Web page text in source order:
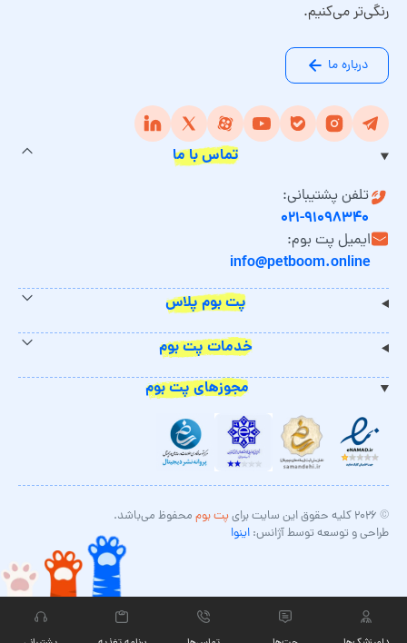
رنگی‌تر می‌کنیم.
درباره ما
تماس با ما
تلفن پشتیبانی:
۰۲۱-۹۱۰۹۸۳۴۰
ایمیل پت بوم:
info@petboom.online
پت بوم پلاس
خدمات پت بوم
مجوزهای پت بوم
© ۲۰۲۶ کلیه حقوق این سایت برای پت بوم محفوظ می‌باشد.
طراحی و توسعه توسط آژانس: اینوا